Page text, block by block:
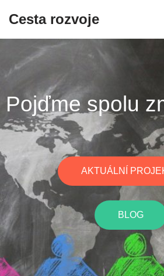
content
Cesta rozvoje
Pojďme spolu
AKTUÁLNÍ
BLOG